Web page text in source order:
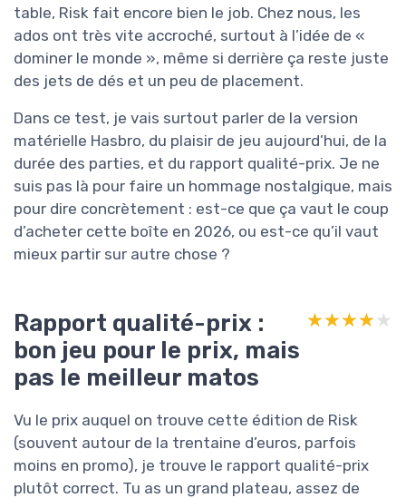
table, Risk fait encore bien le job. Chez nous, les
ados ont très vite accroché, surtout à l’idée de «
dominer le monde », même si derrière ça reste juste
des jets de dés et un peu de placement.
Dans ce test, je vais surtout parler de la version
matérielle Hasbro, du plaisir de jeu aujourd’hui, de la
durée des parties, et du rapport qualité-prix. Je ne
suis pas là pour faire un hommage nostalgique, mais
pour dire concrètement : est-ce que ça vaut le coup
d’acheter cette boîte en 2026, ou est-ce qu’il vaut
mieux partir sur autre chose ?
Rapport qualité-prix :
bon jeu pour le prix, mais
pas le meilleur matos
★★★★★
★★★★★
Vu le prix auquel on trouve cette édition de Risk
(souvent autour de la trentaine d’euros, parfois
moins en promo), je trouve le rapport qualité-prix
plutôt correct. Tu as un grand plateau, assez de